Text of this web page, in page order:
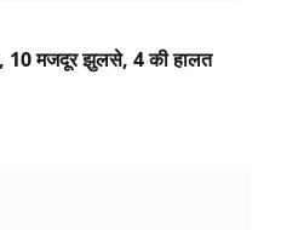
10 मजदूर झुलसे, 4 की हालत